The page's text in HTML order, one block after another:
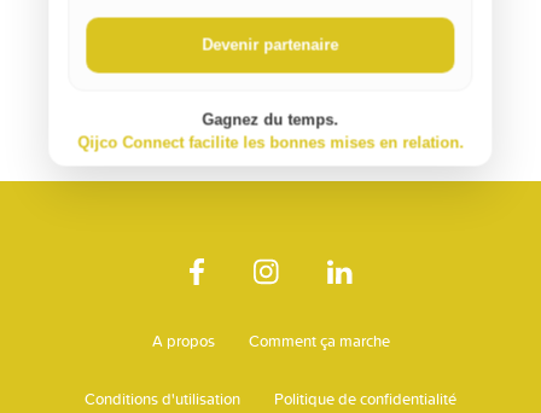
A propos Comment ça marche
Conditions d'utilisation Politique de confidentialité
Devenir partenaire
Gagnez du temps.
Qijco Connect facilite les bonnes mises en relation.